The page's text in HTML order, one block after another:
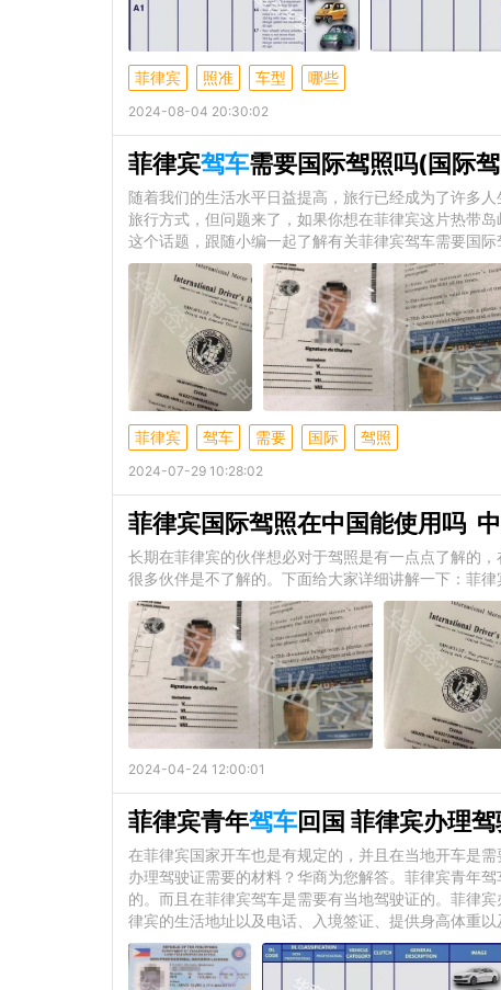
菲律宾 照准 车型 哪些
2024-08-04 20:30:02
菲律宾驾车需要国际驾照吗(国际
随着我们的生活水平日益提高，旅行已经成为了许多人
旅行方式，但问题来了，如果你想在菲律宾这片热带
这个话题，跟随小编一起了解有关菲律宾驾车需要国际
菲律宾 驾车 需要 国际 驾照
2024-07-29 10:28:02
菲律宾国际驾照在中国能使用吗
长期在菲律宾的伙伴想必对于驾照是有一点点了解的
很多伙伴是不了解的。下面给大家详细讲解一下：菲
2024-04-24 12:00:01
菲律宾青年驾车回国 菲律宾办理
在菲律宾国家开车也是有规定的，并且在当地开车是
办理驾驶证需要的材料？华商为您解答。菲律宾青年
的。而且在菲律宾驾车是需要有当地驾驶证的。菲律
律宾的生活地址以及电话、入境签证、提供身高体重